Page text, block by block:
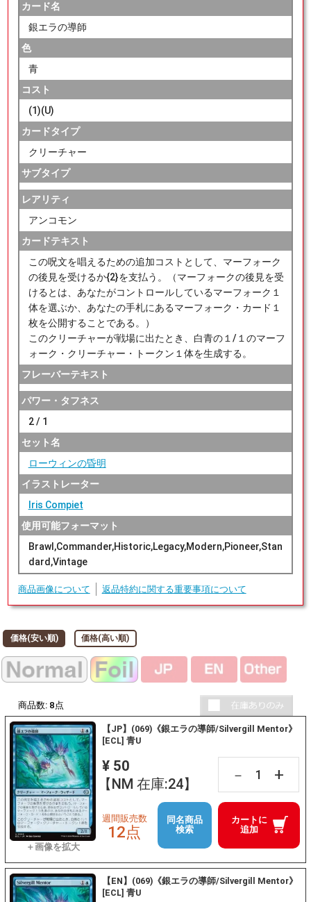
カード名
銀エラの導師
色
青
コスト
(1)(U)
カードタイプ
クリーチャー
サブタイプ
レアリティ
アンコモン
カードテキスト
この呪文を唱えるための追加コストとして、マーフォーク
の後見を受けるか{2}を支払う。（マーフォークの後見を受
けるとは、あなたがコントロールしているマーフォーク１
体を選ぶか、あなたの手札にあるマーフォーク・カード１
枚を公開することである。）
このクリーチャーが戦場に出たとき、白青の１/１のマーフ
ォーク・クリーチャー・トークン１体を生成する。
フレーバーテキスト
パワー・タフネス
2 / 1
セット名
ローウィンの昏明
イラストレーター
Iris Compiet
使用可能フォーマット
Brawl,Commander,Historic,Legacy,Modern,Pioneer,Stan
dard,Vintage
商品画像について 返品特約に関する重要事項について
価格(安い順) 価格(高い順)
商品数: 8 点
【JP】(069)《銀エラの導師/Silvergill Mentor》
[ECL] 青U
¥ 50
【NM 在庫:24】
－ +
カートに
追加
週間販売数
12点
同名商品
検索
【EN】(069)《銀エラの導師/Silvergill Mentor》
[ECL] 青U